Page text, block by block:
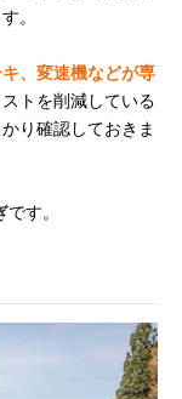
。
、変速機などが専
トを削減している
り確認しておきま
です。